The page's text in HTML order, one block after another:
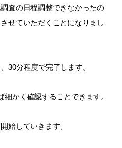
査の日程調整できなかったの
せていただくことになりまし
30分程度で完了します。
かく確認することできます。
始していきます。